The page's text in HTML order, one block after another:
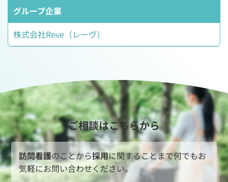
グループ企業
株式会社Reve（レーヴ）
ContactUs
ご相談はこちらから
訪問看護のことから採用に関することまで何でもお
気軽にお問い合わせください。